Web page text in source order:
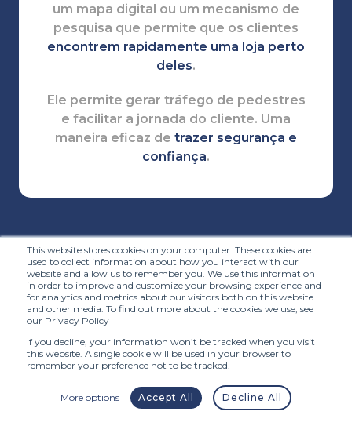
This website stores cookies on your computer. These cookies are
used to collect information about how you interact with our
website and allow us to remember you. We use this information
in order to improve and customize your browsing experience and
for analytics and metrics about our visitors both on this website
and other media. To find out more about the cookies we use, see
our Privacy Policy
If you decline, your information won’t be tracked when you visit
this website. A single cookie will be used in your browser to
remember your preference not to be tracked.
More options Accept All Decline All
um mapa digital ou um mecanismo de
pesquisa que permite que os clientes
encontrem rapidamente uma loja perto
deles.
Ele permite gerar tráfego de pedestres
e facilitar a jornada do cliente. Uma
maneira eficaz de trazer segurança e
confiança.
Filtros de mídia social
Para cativar seu público nas mídias
sociais, você pode usarconteúdos
interativos , como os
filtros de RA para óculos.